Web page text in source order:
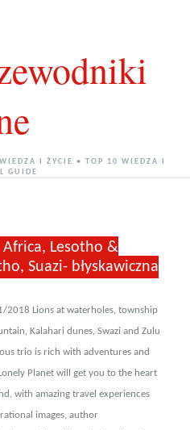
I ŻYCIE • TOP 10 WIEDZA I
GUIDE
Lesotho &
Suazi- błyskawiczna
2018 Lions at waterholes, township
Kalahari dunes, Swazi and Zulu
trio is rich with adventures and
Planet will get you to the heart
with amazing travel experiences
images, author